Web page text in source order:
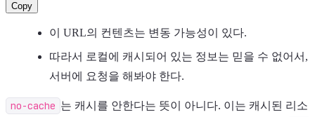
Copy
이 URL의 컨텐츠는 변동 가능성이 있다.
따라서 로컬에 캐시되어 있는 정보는 믿을 수 없어서,
서버에 요청을 해봐야 한다.
no-cache 는 캐시를 안한다는 뜻이 아니다. 이는 캐시된 리소